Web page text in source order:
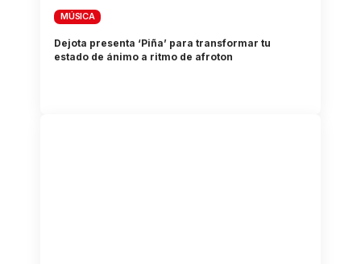
MÚSICA
Dejota presenta ‘Piña’ para transformar tu
estado de ánimo a ritmo de afroton